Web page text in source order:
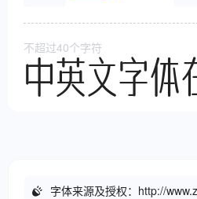
不超过40个字符
中英文字体
字体来源及授权： http://